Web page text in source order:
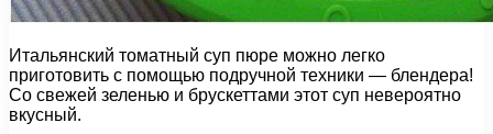
Итальянский томатный суп пюре можно легко
приготовить с помощью подручной техники — блендера!
Со свежей зеленью и брускеттами этот суп невероятно
вкусный.